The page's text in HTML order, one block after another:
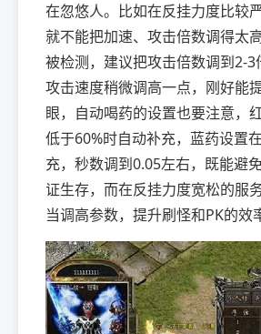
在忽悠人。比如在反挂力度比较
就不能把加速、攻击倍数调得太
被检测，建议把攻击倍数调到2-3
攻击速度稍微调高一点，刚好能
眼，自动喝药的设置也要注意，
低于60%时自动补充，蓝药设置
充，秒数调到0.05左右，既能避
证生存，而在反挂力度宽松的服
当调高参数，提升刷怪和PK的效